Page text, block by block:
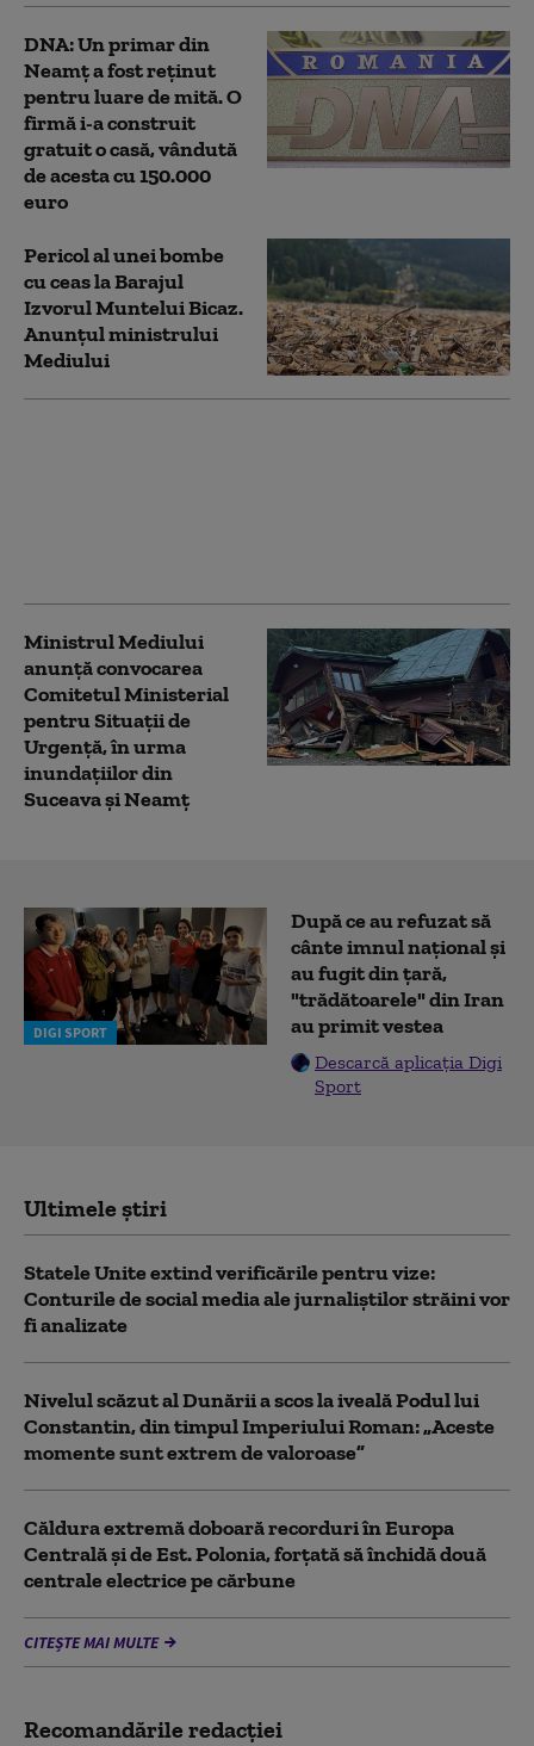
DNA: Un primar din
Neamț a fost reținut
pentru luare de mită. O
firmă i-a construit
gratuit o casă, vândută
de acesta cu 150.000
euro
Pericol al unei bombe
cu ceas la Barajul
Izvorul Muntelui Bicaz.
Anunțul ministrului
Mediului
Ministrul Mediului
anunță convocarea
Comitetul Ministerial
pentru Situații de
Urgență, în urma
inundațiilor din
Suceava și Neamț
DIGI SPORT
După ce au refuzat să
cânte imnul naţional şi
au fugit din ţară,
"trădătoarele" din Iran
au primit vestea
Descarcă aplicația Digi
Sport
Ultimele știri
Statele Unite extind verificările pentru vize:
Conturile de social media ale jurnaliștilor străini vor
fi analizate
Nivelul scăzut al Dunării a scos la iveală Podul lui
Constantin, din timpul Imperiului Roman: „Aceste
momente sunt extrem de valoroase”
Căldura extremă doboară recorduri în Europa
Centrală și de Est. Polonia, forțată să închidă două
centrale electrice pe cărbune
CITEȘTE MAI MULTE
Recomandările redacţiei